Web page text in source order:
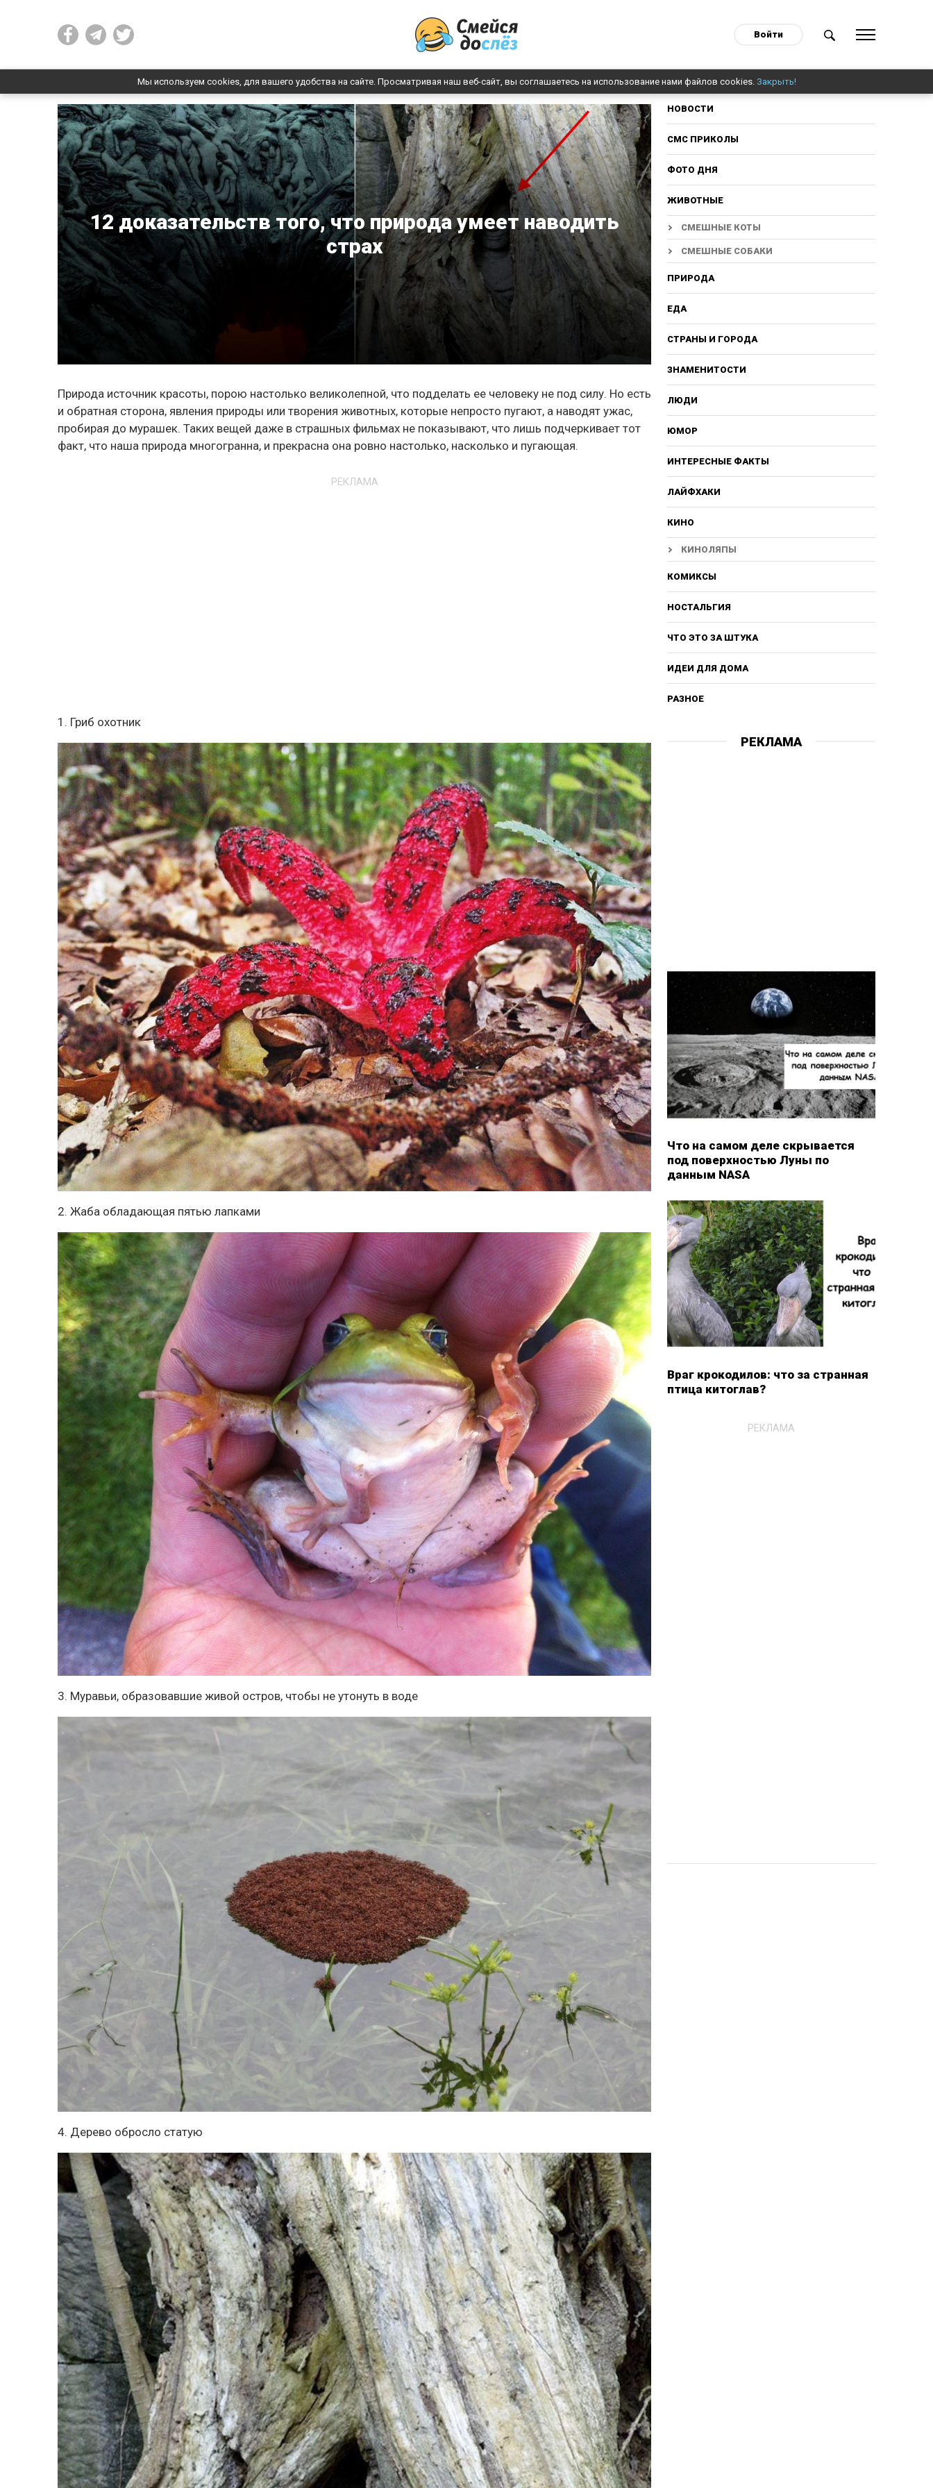
Войти
Мы используем cookies, для вашего удобства на сайте. Просматривая наш веб-сайт, вы соглашаетесь на использование нами файлов cookies. Закрыть!
12 доказательств того, что природа умеет наводить
страх
Природа источник красоты, порою настолько великолепной, что подделать ее человеку не под силу. Но есть
и обратная сторона, явления природы или творения животных, которые непросто пугают, а наводят ужас,
пробирая до мурашек. Таких вещей даже в страшных фильмах не показывают, что лишь подчеркивает тот
факт, что наша природа многогранна, и прекрасна она ровно настолько, насколько и пугающая.
РЕКЛАМА
1. Гриб охотник
2. Жаба обладающая пятью лапками
3. Муравьи, образовавшие живой остров, чтобы не утонуть в воде
4. Дерево обросло статую
НОВОСТИ
СМС ПРИКОЛЫ
ФОТО ДНЯ
ЖИВОТНЫЕ
СМЕШНЫЕ КОТЫ
СМЕШНЫЕ СОБАКИ
ПРИРОДА
ЕДА
СТРАНЫ И ГОРОДА
ЗНАМЕНИТОСТИ
ЛЮДИ
ЮМОР
ИНТЕРЕСНЫЕ ФАКТЫ
ЛАЙФХАКИ
КИНО
КИНОЛЯПЫ
КОМИКСЫ
НОСТАЛЬГИЯ
ЧТО ЭТО ЗА ШТУКА
ИДЕИ ДЛЯ ДОМА
РАЗНОЕ
РЕКЛАМА
Что на самом деле скрывается
под поверхностью Луны по
данным NASA
Враг крокодилов: что за странная
птица китоглав?
РЕКЛАМА